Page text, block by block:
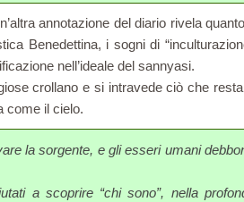
annotazione del diario rivela
Benedettina, i sogni di
nell’ideale del sannyasi.
crollano e si intravede ciò che
come il cielo.
la sorgente, e gli esseri umani
a scoprire “chi sono”, nella